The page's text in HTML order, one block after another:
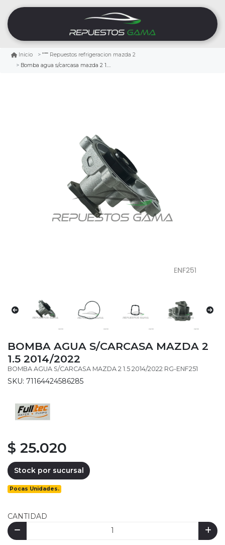
Inicio
Repuestos refrigeracion mazda 2
Bomba agua s/carcasa mazda 2 1.5 2014/2022
BOMBA AGUA S/CARCASA MAZDA 2
1.5 2014/2022
BOMBA AGUA S/CARCASA MAZDA 2 1.5 2014/2022 RG-ENF251
SKU: 71164424586285
$ 25.020
Stock por sucursal
Pocas Unidades.
CANTIDAD